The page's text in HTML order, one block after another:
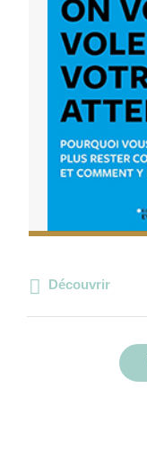
Découvrir